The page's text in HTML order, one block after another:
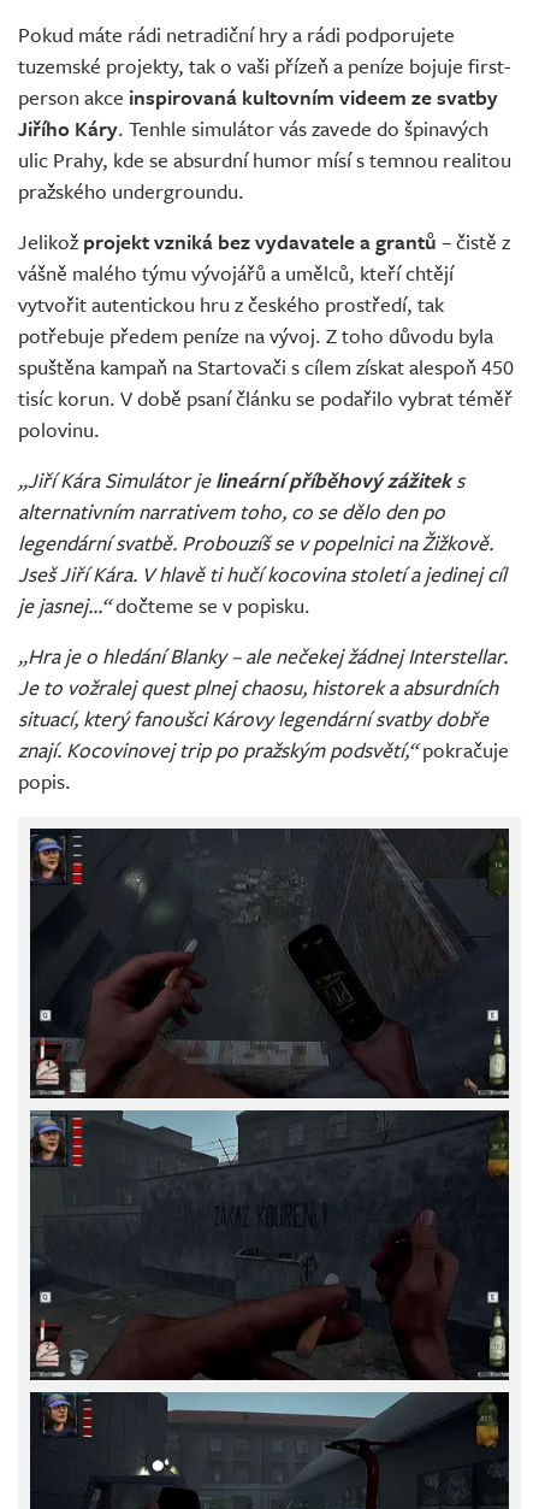
Živě
Pokud máte rádi netradiční hry a rádi podporujete
tuzemské projekty, tak o vaši přízeň a peníze bojuje first-
person akce inspirovaná kultovním videem ze svatby
Jiřího Káry. Tenhle simulátor vás zavede do špinavých
ulic Prahy, kde se absurdní humor mísí s temnou realitou
pražského undergroundu.
Jelikož projekt vzniká bez vydavatele a grantů – čistě z
vášně malého týmu vývojářů a umělců, kteří chtějí
vytvořit autentickou hru z českého prostředí, tak
potřebuje předem peníze na vývoj. Z toho důvodu byla
spuštěna kampaň na Startovači s cílem získat alespoň 450
tisíc korun. V době psaní článku se podařilo vybrat téměř
polovinu.
„Jiří Kára Simulátor jelineární příběhový zážiteks
alternativním narrativem toho, co se dělo den po
legendární svatbě. Probouzíš se v popelnici na Žižkově.
Jseš Jiří Kára. V hlavě ti hučí kocovina století a jedinej cíl
je jasnej...“dočteme se v popisku.
„Hra je o hledání Blanky – ale nečekej žádnej Interstellar.
Je to vožralej quest plnej chaosu, historek a absurdních
situací, který fanoušci Károvy legendární svatby dobře
znají. Kocovinovej trip po pražským podsvětí,“pokračuje
popis.